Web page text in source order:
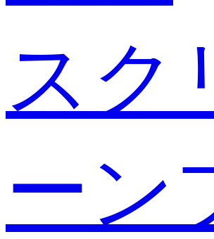
スク
ーン